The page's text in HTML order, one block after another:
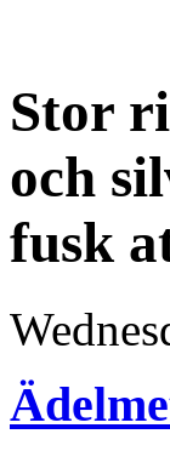
Stor
och
fusk